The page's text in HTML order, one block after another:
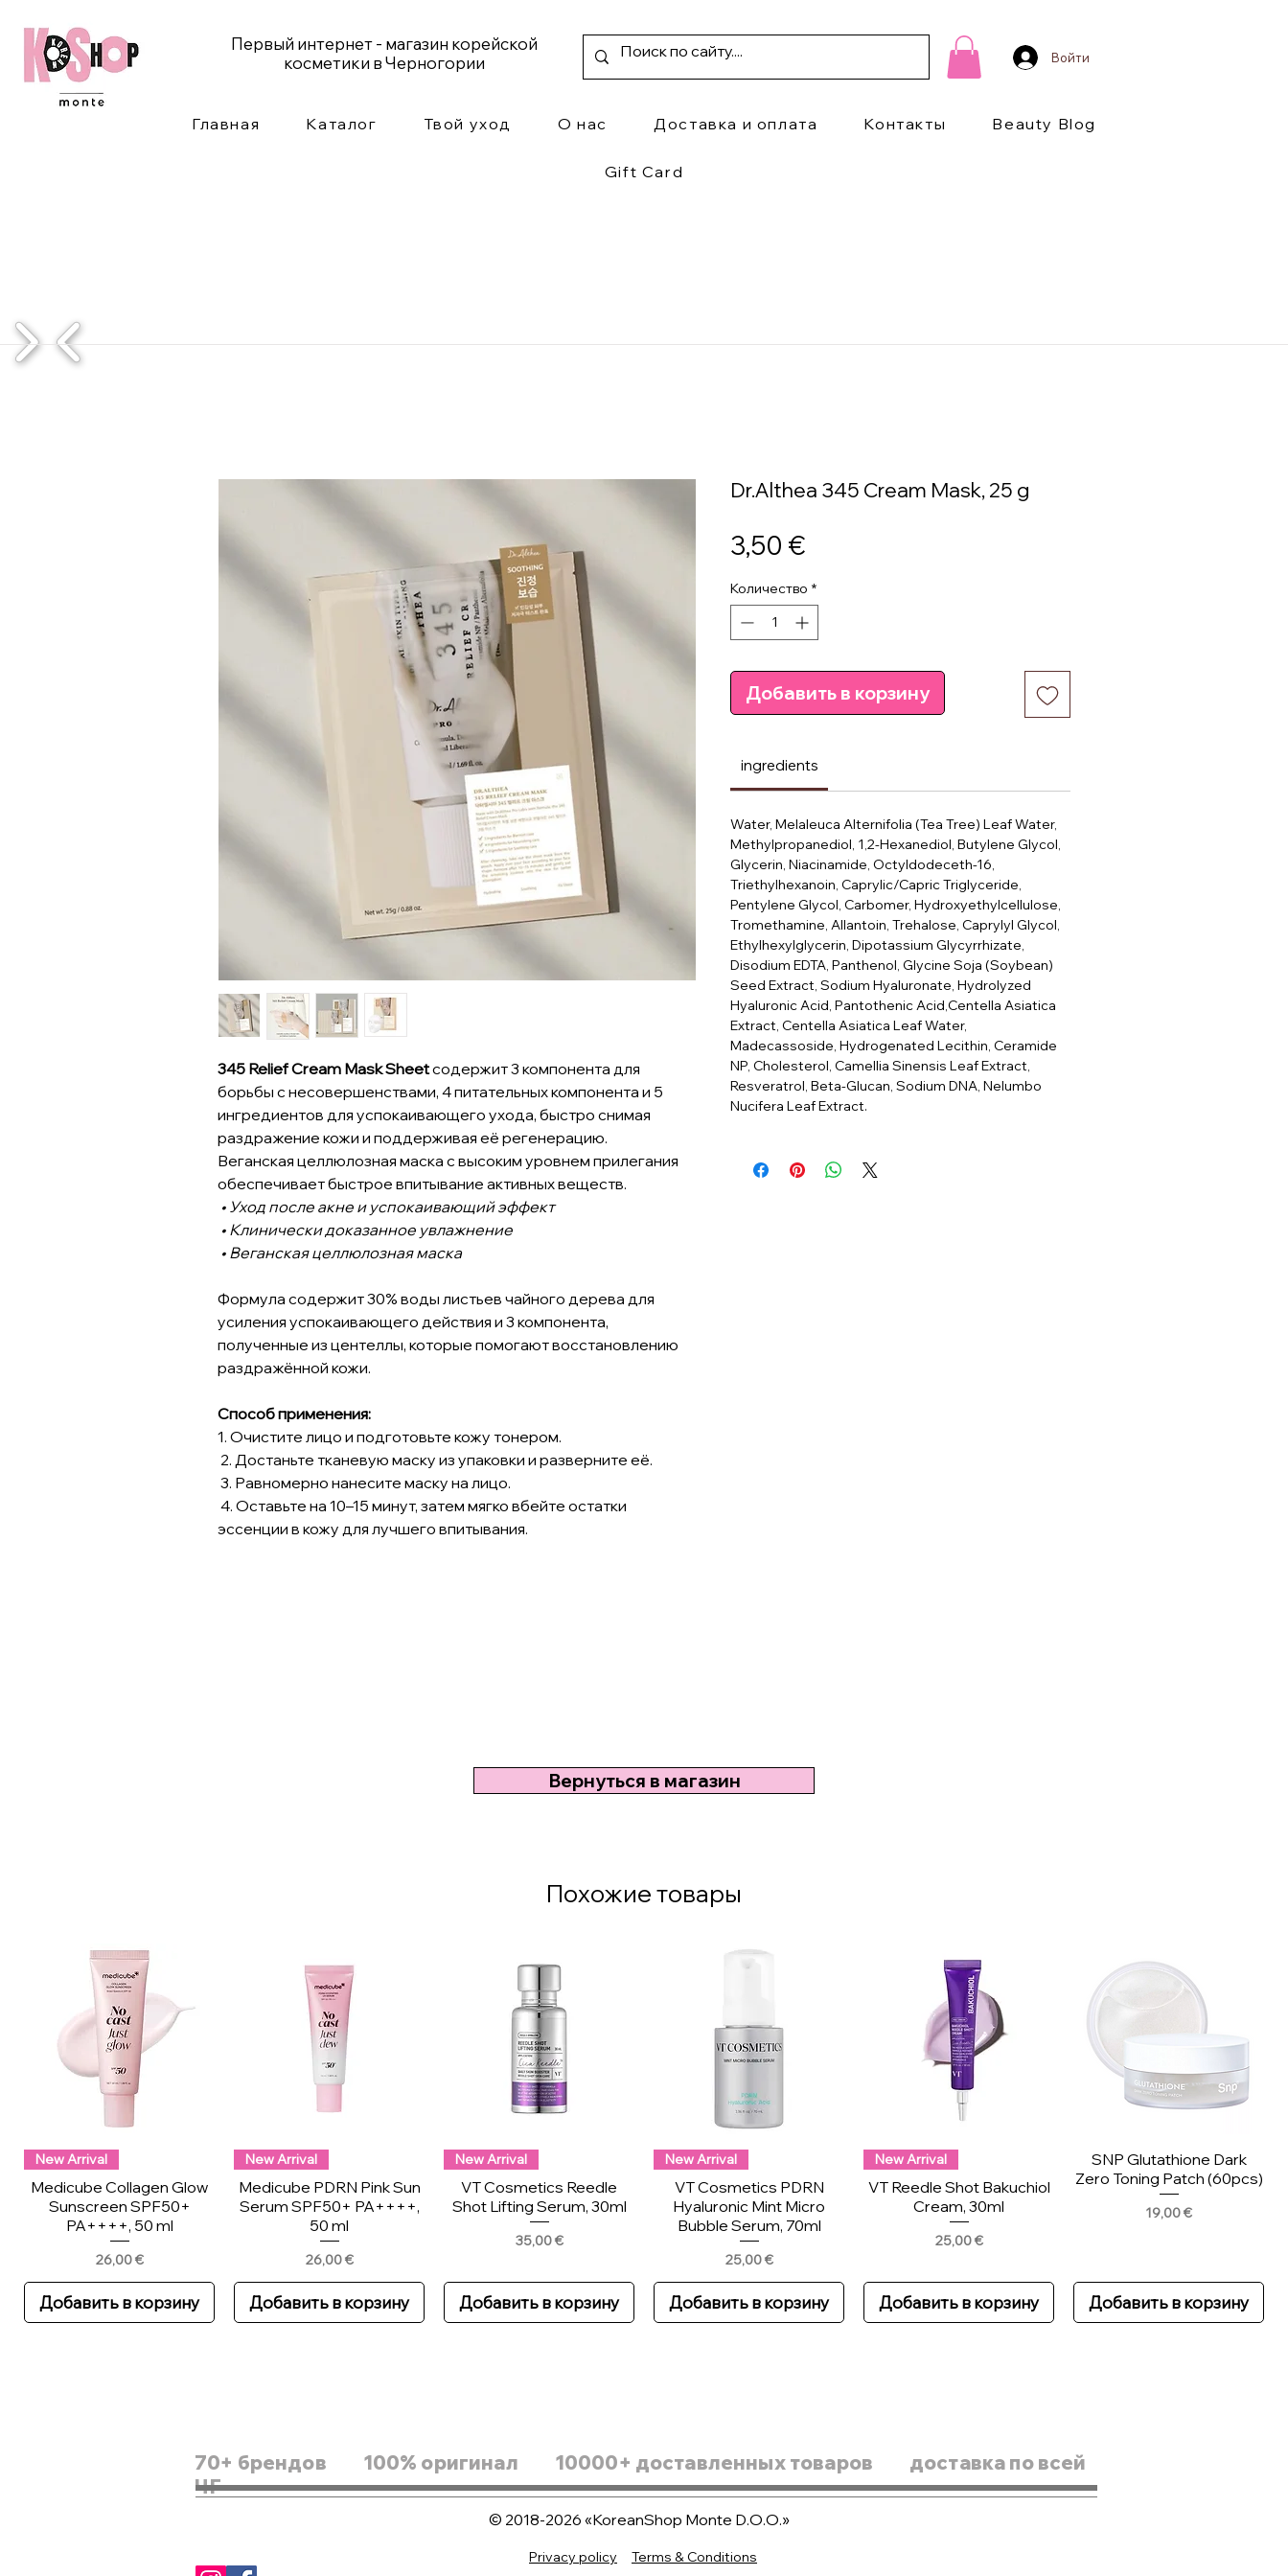
Первый интернет - магазин корейской
косметики в Черногории
Войти
Главная Каталог Твой уход О нас Доставка и оплата Контакты Beauty Blog
Gift Card
345 Relief Cream Mask Sheetсодержит 3 компонента для
борьбы с несовершенствами, 4 питательных компонента и 5
ингредиентов для успокаивающего ухода, быстро снимая
раздражение кожи и поддерживая её регенерацию.
Веганская целлюлозная маска с высоким уровнем прилегания
обеспечивает быстрое впитывание активных веществ.
• Уход после акне и успокаивающий эффект
• Клинически доказанное увлажнение
• Веганская целлюлозная маска
Формула содержит 30% воды листьев чайного дерева для
усиления успокаивающего действия и 3 компонента,
полученные из центеллы, которые помогают восстановлению
раздражённой кожи.
Способ применения:
1. Очистите лицо и подготовьте кожу тонером.
2. Достаньте тканевую маску из упаковки и разверните её.
3. Равномерно нанесите маску на лицо.
4. Оставьте на 10–15 минут, затем мягко вбейте остатки
эссенции в кожу для лучшего впитывания.
Dr.Althea 345 Cream Mask, 25 g
3,50 €Цена
Количество *
Добавить в корзину
ingredients
Water, Melaleuca Alternifolia (Tea Tree) Leaf Water,
Methylpropanediol, 1,2-Hexanediol, Butylene Glycol,
Glycerin, Niacinamide, Octyldodeceth-16,
Triethylhexanoin, Caprylic/Capric Triglyceride,
Pentylene Glycol, Carbomer, Hydroxyethylcellulose,
Tromethamine, Allantoin, Trehalose, Caprylyl Glycol,
Ethylhexylglycerin, Dipotassium Glycyrrhizate,
Disodium EDTA, Panthenol, Glycine Soja (Soybean)
Seed Extract, Sodium Hyaluronate, Hydrolyzed
Hyaluronic Acid, Pantothenic Acid,Centella Asiatica
Extract, Centella Asiatica Leaf Water,
Madecassoside, Hydrogenated Lecithin, Ceramide
NP, Cholesterol, Camellia Sinensis Leaf Extract,
Resveratrol, Beta-Glucan, Sodium DNA, Nelumbo
Nucifera Leaf Extract.
Вернуться в магазин
Похожие товары
New Arrival
Medicube Collagen Glow
Sunscreen SPF50+
PA++++, 50 ml
Цена
26,00 €
Добавить в корзину
New Arrival
Medicube PDRN Pink Sun
Serum SPF50+ PA++++,
50 ml
Цена
26,00 €
Добавить в корзину
New Arrival
VT Cosmetics Reedle
Shot Lifting Serum, 30ml
Цена
35,00 €
Добавить в корзину
New Arrival
VT Cosmetics PDRN
Hyaluronic Mint Micro
Bubble Serum, 70ml
Цена
25,00 €
Добавить в корзину
New Arrival
VT Reedle Shot Bakuchiol
Cream, 30ml
Цена
25,00 €
Добавить в корзину
SNP Glutathione Dark
Zero Toning Patch (60pcs)
Цена
19,00 €
Добавить в корзину
Centella Poremizing Clear
Skin1004 Madagascar
Round Lab Birch Juice Round Lab 1025 Dokdo Sungboon Editor PDRN
70+ брендов 100% оригинал 10000+ доставленных товаров
доставка по всей
ЧГ
© 2018-2026 «KoreanShop Monte D.O.O.»
Privacy policy Terms & Conditions